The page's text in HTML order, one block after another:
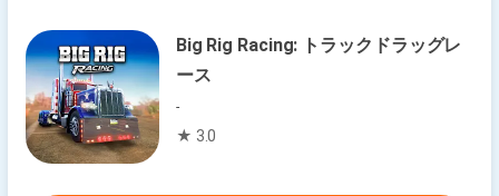
Big Rig Racing: トラックドラッグレ
ース
-
★ 3.0